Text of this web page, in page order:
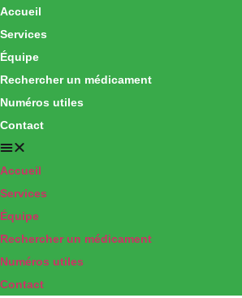
Accueil
Services
Équipe
Rechercher un médicament
Numéros utiles
Contact
Accueil
Services
Équipe
Rechercher un médicament
Numéros utiles
Contact